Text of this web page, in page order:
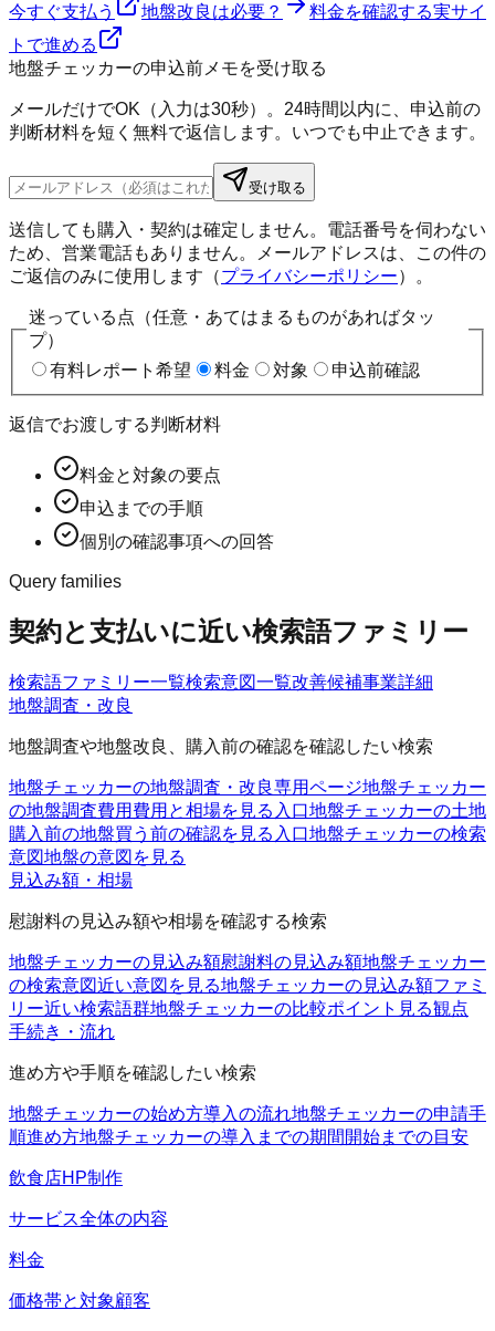
今すぐ支払う 地盤改良は必要？ 料金を確認する実サイ
トで進める
地盤チェッカーの申込前メモを受け取る
メールだけでOK（入力は30秒）。24時間以内に、申込前の
判断材料を短く無料で返信します。いつでも中止できます。
受け取る
送信しても購入・契約は確定しません。電話番号を伺わない
ため、営業電話もありません。メールアドレスは、この件の
ご返信のみに使用します（プライバシーポリシー）。
迷っている点（任意・あてはまるものがあればタッ
プ）
有料レポート希望
料金 対象 申込前確認
返信でお渡しする判断材料
料金と対象の要点
申込までの手順
個別の確認事項への回答
Query families
契約と支払いに近い検索語ファミリー
検索語ファミリー一覧検索意図一覧改善候補事業詳細
地盤調査・改良
地盤調査や地盤改良、購入前の確認を確認したい検索
地盤チェッカーの地盤調査・改良専用ページ地盤チェッカー
の地盤調査費用 費用と相場を見る入口地盤チェッカーの土地
購入前の地盤買う前の確認を見る入口地盤チェッカーの検索
意図地盤の意図を見る
見込み額・相場
慰謝料の見込み額や相場を確認する検索
地盤チェッカーの見込み額慰謝料の見込み額地盤チェッカー
の検索意図近い意図を見る地盤チェッカーの見込み額ファミ
リー近い検索語群地盤チェッカーの比較ポイント 見る観点
手続き・流れ
進め方や手順を確認したい検索
地盤チェッカーの始め方導入の流れ地盤チェッカーの申請手
順進め方地盤チェッカーの導入までの期間 開始までの目安
飲食店HP制作
サービス全体の内容
料金
価格帯と対象顧客